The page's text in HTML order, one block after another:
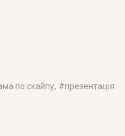
по скайпу, #презентація